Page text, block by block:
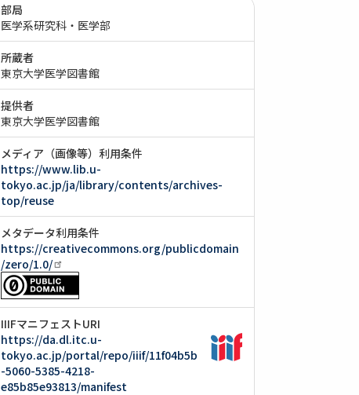
部局
医学系研究科・医学部
所蔵者
東京大学医学図書館
提供者
東京大学医学図書館
メディア（画像等）利用条件
https://www.lib.u-
tokyo.ac.jp/ja/library/contents/archives-
top/reuse
メタデータ利用条件
https://creativecommons.org/publicdomain
/zero/1.0/
IIIFマニフェストURI
https://da.dl.itc.u-
tokyo.ac.jp/portal/repo/iiif/11f04b5b
-5060-5385-4218-
e85b85e93813/manifest